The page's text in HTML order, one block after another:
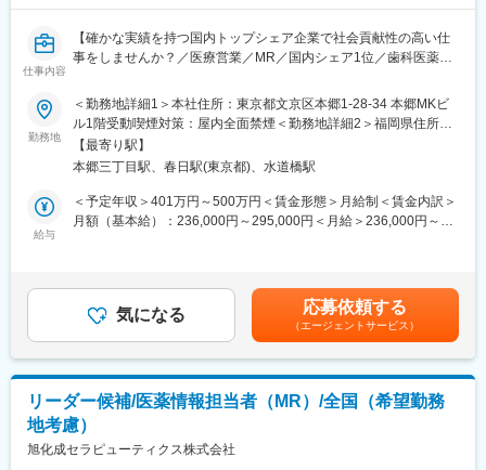
・製造委託先、供給業者管理の運用および継続的な改善を行う。
動を行う。
・国内市場向け製品及び輸出用製品の、治験薬Phase及び商用
・ターゲット市場要件に基づく海外輸出入品の品質保証業務の実
務およびサポートを行う。
・他社製造販売業者との販売提携製品の品質協定を遵守するとと
もに適正な品質情報の取扱いを行う。
後納入、保管、供給業務に関する品質保証業務を行う。
・品質KPIsのモニタリング及び継続的改善の推進、マネジメント
仕事内容
【確かな実績を持つ国内トップシェア企業で社会貢献性の高い仕
事をしませんか？／医療営業／MR／国内シェア1位／歯科医薬品
■業務内容：
医薬品、医療機器、医薬部外品等の製造販売を行う当社にて、以
下の業務をご担当いただきます。
※入社直後からいきなり営業活動から始めるわけではなく、先輩社
員の方の同席から行っていただけます。
■業務詳細：
を既にお付き合いのある既存の販売代理店、歯科医院、および病
院へルート営業を行っていただきます。
・新規での営業はほとんど発生しなく、既にお付き合いのあるお
客様へ営業活動を行っていくため、無理な提案や、飛び込み営業
などはございません。
勤務地
＜勤務地詳細1＞本社住所：東京都文京区本郷1-28-34 本郷MKビ
ル1階受動喫煙対策：屋内全面禁煙＜勤務地詳細2＞福岡県住所：
福岡県 受動喫煙対策：屋内全面禁煙＜勤務地詳細3＞名古屋住
所：愛知県名古屋市 受動喫煙対策：屋内全面禁煙変更の範囲：会
【最寄り駅】
本郷三丁目駅、春日駅(東京都)、水道橋駅
給与
＜予定年収＞401万円～500万円＜賃金形態＞月給制＜賃金内訳＞
月額（基本給）：236,000円～295,000円＜月給＞236,000円～
務評価により変動します。賃金はあくまでも目安の金額であり、
選考を通じて上下する可能性があります。月給(月額)は固定手当を
気になる 応募依頼する
（エージェントサービス）
リーダー候補/医薬情報担当者（MR）/全国（希望勤務
地考慮）
旭化成セラピューティクス株式会社